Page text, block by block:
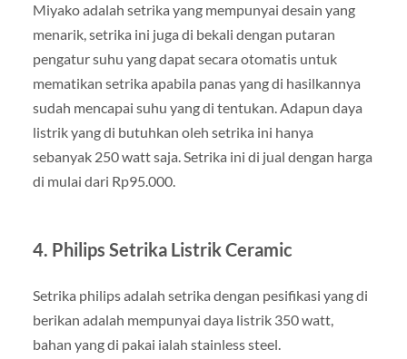
Miyako adalah setrika yang mempunyai desain yang
menarik, setrika ini juga di bekali dengan putaran
pengatur suhu yang dapat secara otomatis untuk
mematikan setrika apabila panas yang di hasilkannya
sudah mencapai suhu yang di tentukan. Adapun daya
listrik yang di butuhkan oleh setrika ini hanya
sebanyak 250 watt saja. Setrika ini di jual dengan harga
di mulai dari Rp95.000.
4. Philips Setrika Listrik Ceramic
Setrika philips adalah setrika dengan pesifikasi yang di
berikan adalah mempunyai daya listrik 350 watt,
bahan yang di pakai ialah stainless steel.